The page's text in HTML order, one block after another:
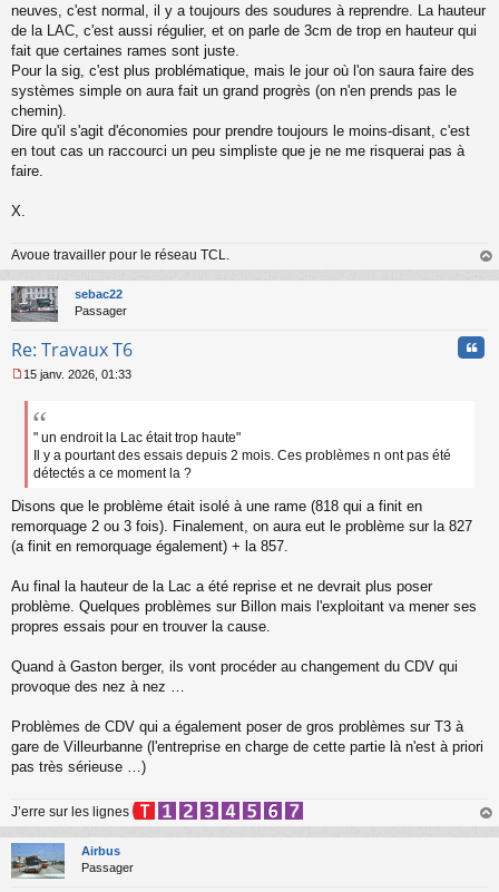
neuves, c'est normal, il y a toujours des soudures à reprendre. La hauteur
de la LAC, c'est aussi régulier, et on parle de 3cm de trop en hauteur qui
fait que certaines rames sont juste.
Pour la sig, c'est plus problématique, mais le jour où l'on saura faire des
systèmes simple on aura fait un grand progrès (on n'en prends pas le
chemin).
Dire qu'il s'agit d'économies pour prendre toujours le moins-disant, c'est
en tout cas un raccourci un peu simpliste que je ne me risquerai pas à
faire.
X.
Avoue travailler pour le réseau TCL.
au
sebac22
Passager
Re: Travaux T6
e
e
n
l
15 janv. 2026, 01:33
" un endroit la Lac était trop haute"
Il y a pourtant des essais depuis 2 mois. Ces problèmes n ont pas été
détectés a ce moment la ?
Disons que le problème était isolé à une rame (818 qui a finit en
remorquage 2 ou 3 fois). Finalement, on aura eut le problème sur la 827
(a finit en remorquage également) + la 857.
Au final la hauteur de la Lac a été reprise et ne devrait plus poser
problème. Quelques problèmes sur Billon mais l'exploitant va mener ses
propres essais pour en trouver la cause.
Quand à Gaston berger, ils vont procéder au changement du CDV qui
provoque des nez à nez …
Problèmes de CDV qui a également poser de gros problèmes sur T3 à
gare de Villeurbanne (l'entreprise en charge de cette partie là n'est à priori
pas très sérieuse …)
J’erre sur les lignes
au
Airbus
Passager